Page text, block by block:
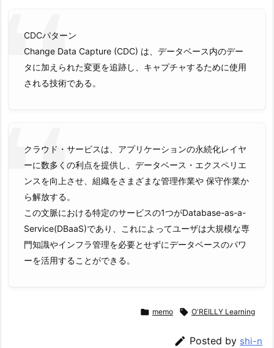
CDCパターン
Change Data Capture (CDC) は、データベース内のデー
タに加えられた変更を追跡し、キャプチャするために使用
される技術である。
クラウド・サービスは、アプリケーションの永続化レイヤ
ーに数多くの利点を提供し、データベース・エクスペリエ
ンスを向上させ、組織をさまざまな管理作業や 保守作業か
ら解放する。
この文脈における特定のサービスの1つがDatabase-as-a-
Service(DBaaS)であり、これによってユーザは大規模な専
門知識やインフラ管理を必要とせずにデータベースのパワ
ーを活用することができる。
 memo  O'REILLY Learning
 Posted by shi-n